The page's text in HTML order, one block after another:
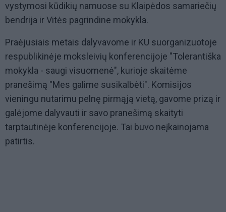
vystymosi kūdikių namuose su Klaipėdos samariečių
bendrija ir Vitės pagrindine mokykla.
Praėjusiais metais dalyvavome ir KU suorganizuotoje
respublikinėje moksleivių konferencijoje "Tolerantiška
mokykla - saugi visuomenė", kurioje skaitėme
pranešimą "Mes galime susikalbėti". Komisijos
vieningu nutarimu pelnę pirmąją vietą, gavome prizą ir
galėjome dalyvauti ir savo pranešimą skaityti
tarptautinėje konferencijoje. Tai buvo neįkainojama
patirtis.